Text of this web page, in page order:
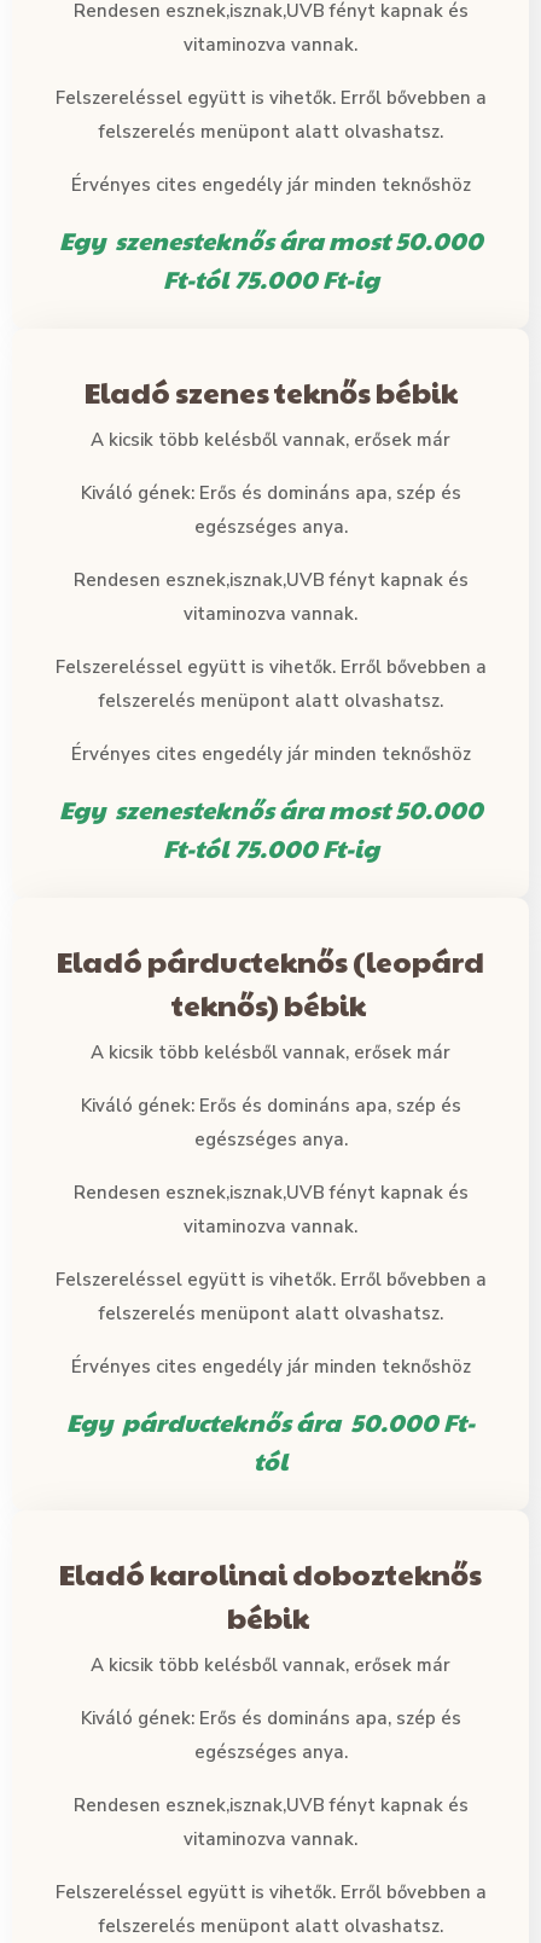
Rendesen esznek,isznak,UVB fényt kapnak és
vitaminozva vannak.
Felszereléssel együtt is vihetők. Erről bővebben a
felszerelés menüpont alatt olvashatsz.
Érvényes cites engedély jár minden teknőshöz
Egy szenesteknős ára most 50.000
Ft-tól 75.000 Ft-ig
Eladó szenes teknős bébik
A kicsik több kelésből vannak, erősek már
Kiváló gének: Erős és domináns apa, szép és
egészséges anya.
Rendesen esznek,isznak,UVB fényt kapnak és
vitaminozva vannak.
Felszereléssel együtt is vihetők. Erről bővebben a
felszerelés menüpont alatt olvashatsz.
Érvényes cites engedély jár minden teknőshöz
Egy szenesteknős ára most 50.000
Ft-tól 75.000 Ft-ig
Eladó párducteknős (leopárd
teknős) bébik
A kicsik több kelésből vannak, erősek már
Kiváló gének: Erős és domináns apa, szép és
egészséges anya.
Rendesen esznek,isznak,UVB fényt kapnak és
vitaminozva vannak.
Felszereléssel együtt is vihetők. Erről bővebben a
felszerelés menüpont alatt olvashatsz.
Érvényes cites engedély jár minden teknőshöz
Egy párducteknős ára 50.000 Ft-
tól
Eladó karolinai dobozteknős
bébik
A kicsik több kelésből vannak, erősek már
Kiváló gének: Erős és domináns apa, szép és
egészséges anya.
Rendesen esznek,isznak,UVB fényt kapnak és
vitaminozva vannak.
Felszereléssel együtt is vihetők. Erről bővebben a
felszerelés menüpont alatt olvashatsz.